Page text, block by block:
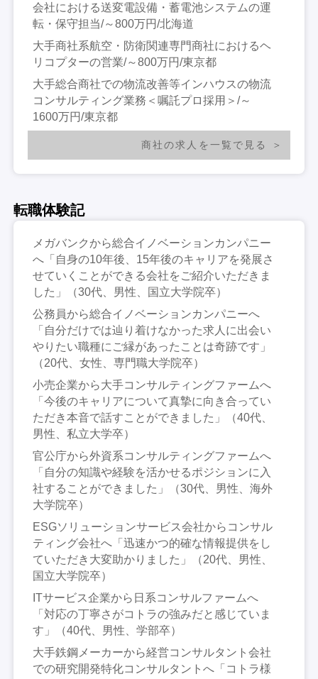
会社における送変電設備・蓄電池システムの運
転・保守担当/～800万円/北海道
大手商社系航空・防衛関連専門商社におけるヘ
リコプターの営業/～800万円/東京都
大手総合商社での物流改善等インハウスの物流
コンサルティング業務＜嘱託プロ採用＞/～
1600万円/東京都
商社の求人を一覧で見る
転職体験記
メガバンクから総合イノベーションカンパニー
へ「自身の10年後、15年後のキャリアを発展さ
せていくことができる会社をご紹介いただきま
した」（30代、男性、国立大学院卒）
公務員から総合イノベーションカンパニーへ
「自分だけでは辿り着けなかった求人に出会い
やりたい職種にご縁があったことは奇跡です」
（20代、女性、専門職大学院卒）
小売企業から大手コンサルティングファームへ
「今後のキャリアについて真摯に向き合ってい
ただき本音で話すことができました」（40代、
男性、私立大学卒）
官公庁から外資系コンサルティングファームへ
「自分の知識や経験を活かせるポジションに入
社することができました」（30代、男性、海外
大学院卒）
ESGソリューションサービス会社からコンサル
ティング会社へ「迅速かつ的確な情報提供をし
ていただき大変助かりました」（20代、男性、
国立大学院卒）
ITサービス企業から日系コンサルファームへ
「対応の丁寧さがコトラの強みだと感じていま
す」（40代、男性、学部卒）
大手鉄鋼メーカーから経営コンサルタント会社
での研究開発特化コンサルタントへ「コトラ様